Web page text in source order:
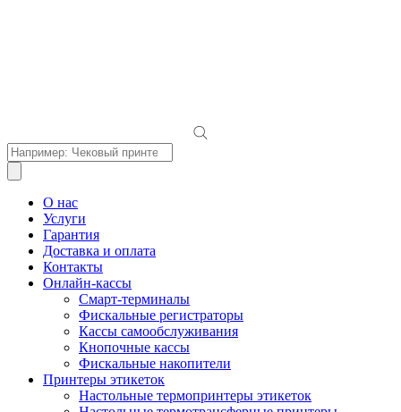
Поиск
товаров
О нас
Услуги
Гарантия
Доставка и оплата
Контакты
Онлайн-кассы
Смарт-терминалы
Фискальные регистраторы
Кассы самообслуживания
Кнопочные кассы
Фискальные накопители
Принтеры этикеток
Настольные термопринтеры этикеток